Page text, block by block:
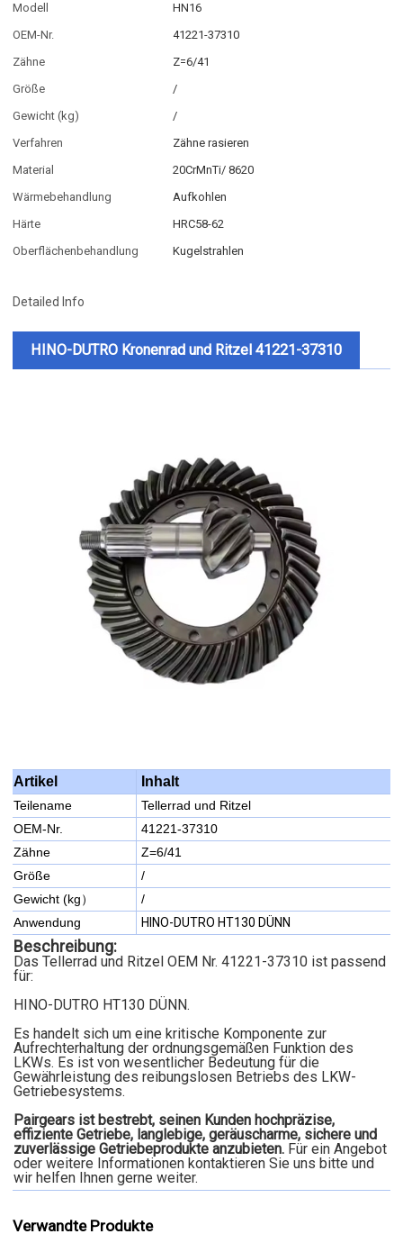
Modell
HN16
OEM-Nr.
41221-37310
Zähne
Z=6/41
Größe
/
Gewicht (kg)
/
Verfahren
Zähne rasieren
Material
20CrMnTi/ 8620
Wärmebehandlung
Aufkohlen
Härte
HRC58-62
Oberflächenbehandlung
Kugelstrahlen
Detailed Info
HINO-DUTRO Kronenrad und Ritzel 41221-37310
Artikel Inhalt
Teilename
Tellerrad und Ritzel
OEM-Nr.
41221-37310
Zähne
Z=6/41
Größe
/
Gewicht (kg）
/
Anwendung
HINO-DUTRO HT130 DÜNN
Beschreibung:
Das Tellerrad und Ritzel OEM Nr. 41221-37310 ist passend
für:
HINO-DUTRO HT130 DÜNN.
Es handelt sich um eine kritische Komponente zur
Aufrechterhaltung der ordnungsgemäßen Funktion des
LKWs. Es ist von wesentlicher Bedeutung für die
Gewährleistung des reibungslosen Betriebs des LKW-
Getriebesystems.
Pairgears ist bestrebt, seinen Kunden hochpräzise,
effiziente Getriebe, langlebige, geräuscharme, sichere und
zuverlässige Getriebeprodukte anzubieten. Für ein Angebot
oder weitere Informationen kontaktieren Sie uns bitte und
wir helfen Ihnen gerne weiter.
Verwandte Produkte